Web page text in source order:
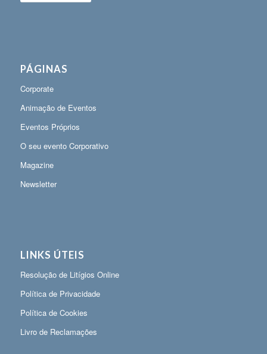
PÁGINAS
Corporate
Animação de Eventos
Eventos Próprios
O seu evento Corporativo
Magazine
Newsletter
LINKS ÚTEIS
Resolução de Litígios Online
Política de Privacidade
Política de Cookies
Livro de Reclamações